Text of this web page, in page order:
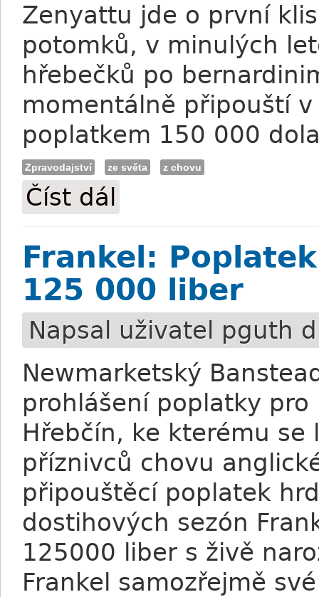
Zenyattu jde o první
potomků, v minulých
hřebečků po
momentálně připouští
poplatkem 150 000
Zpravodajství ze světa z chovu
Číst dál
Frankel:
125 000 liber
Napsal uživatel pguth
Newmarketský
prohlášení poplatky
Hřebčín, ke kterému
příznivců chovu
připouštěcí poplatek
dostihových sezón
125000 liber s živě
Frankel samozřejmě